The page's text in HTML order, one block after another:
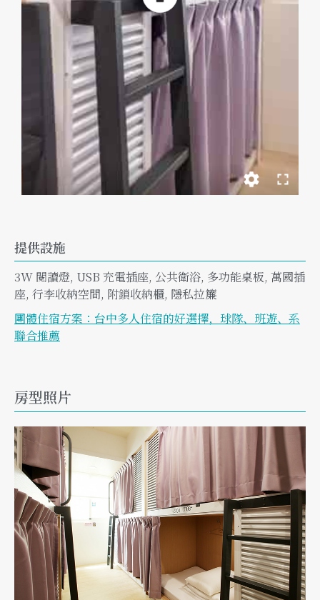
提供設施
3W 閱讀燈, USB 充電插座, 公共衛浴, 多功能桌板, 萬國插
座, 行李收納空間, 附鎖收納櫃, 隱私拉簾
團體住宿方案：台中多人住宿的好選擇，球隊、班遊、系
聯合推薦
房型照片